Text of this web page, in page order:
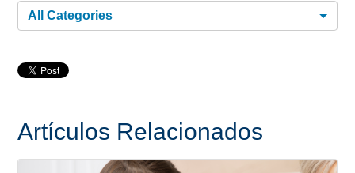
All Categories
Artículos Relacionados